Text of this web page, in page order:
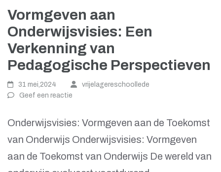
Vormgeven aan
Onderwijsvisies: Een
Verkenning van
Pedagogische Perspectieven
31 mei,2024
vrijelagereschoollede
Geef een reactie
Onderwijsvisies: Vormgeven aan de Toekomst
van Onderwijs Onderwijsvisies: Vormgeven
aan de Toekomst van Onderwijs De wereld van